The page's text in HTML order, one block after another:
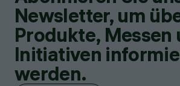
Newsletter, um
Produkte, Messen
Initiativen
werden.